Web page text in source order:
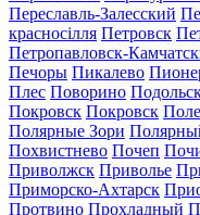
Переславль-Залесский
красносілля Петровск
Петропавловск-
Печоры Пикалево
Плес Поворино
Покровск Покровск
Полярные Зори
Похвистнево Почеп
Приволжск Приволье
Приморско-Ахтарск
Протвино Прохладный